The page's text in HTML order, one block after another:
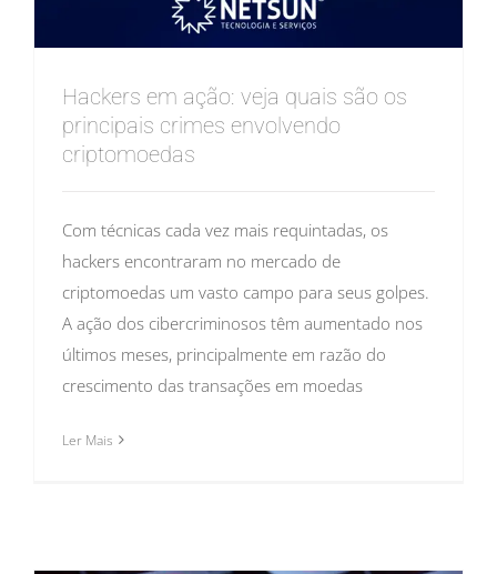
Hackers em ação: veja quais são os
principais crimes envolvendo
criptomoedas
Com técnicas cada vez mais requintadas, os
hackers encontraram no mercado de
criptomoedas um vasto campo para seus golpes.
A ação dos cibercriminosos têm aumentado nos
últimos meses, principalmente em razão do
crescimento das transações em moedas
Ler Mais